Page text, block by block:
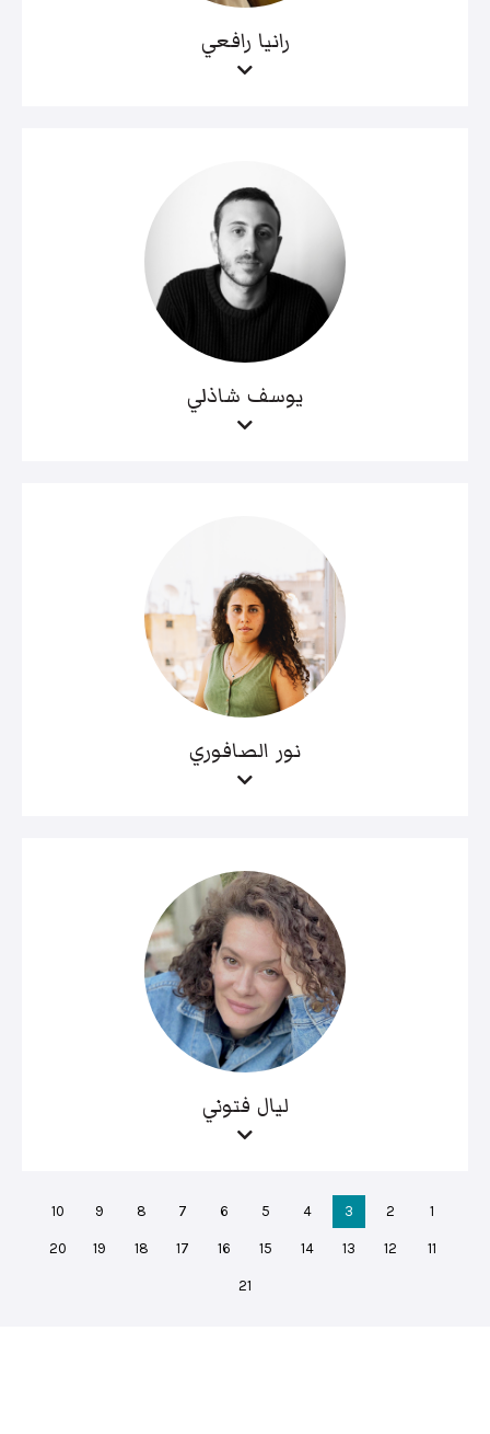
رانيا رافعي
يوسف شاذلي
نور الصافوري
ليال فتوني
1
2
3
4
5
6
7
8
9
10
11
12
13
14
15
16
17
18
19
20
21